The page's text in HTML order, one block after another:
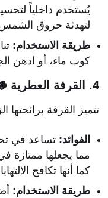
يُستخدم داخلياً
لتهدئة حروق الشمس
طريقة الاستخدام:
كوب ماء، أو ادهن
4. القرفة العطرية 🪵 (منظم السكر الطبيعي)
تتميز القرفة برائحتها
الفوائد: تساعد في
مما يجعلها ممتازة
كما أنها تكافح
طريقة الاستخدام: